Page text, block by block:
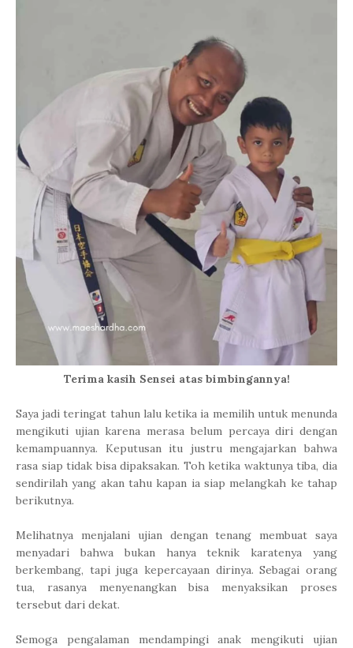
Terima kasih Sensei atas bimbingannya!
Saya jadi teringat tahun lalu ketika ia memilih untuk menunda
mengikuti ujian karena merasa belum percaya diri dengan
kemampuannya. Keputusan itu justru mengajarkan bahwa
rasa siap tidak bisa dipaksakan. Toh ketika waktunya tiba, dia
sendirilah yang akan tahu kapan ia siap melangkah ke tahap
berikutnya.
Melihatnya menjalani ujian dengan tenang membuat saya
menyadari bahwa bukan hanya teknik karatenya yang
berkembang, tapi juga kepercayaan dirinya. Sebagai orang
tua, rasanya menyenangkan bisa menyaksikan proses
tersebut dari dekat.
Semoga pengalaman mendampingi anak mengikuti ujian